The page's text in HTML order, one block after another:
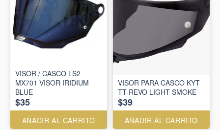
VISOR / CASCO LS2
MX701 VISOR IRIDIUM
BLUE
$35
AÑADIR AL CARRITO
VISOR PARA CASCO KYT
TT-REVO LIGHT SMOKE
$39
AÑADIR AL CARRITO